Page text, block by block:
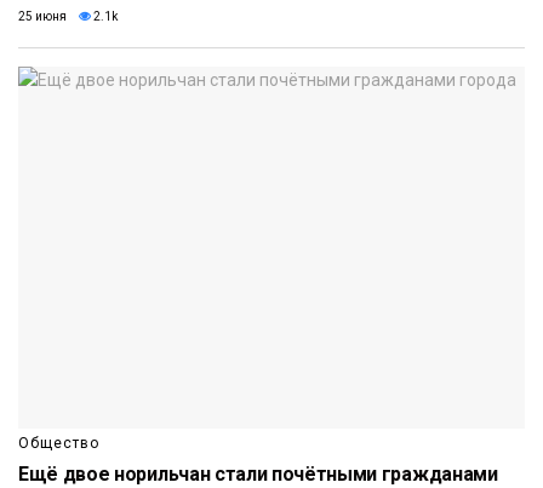
25 июня 2.1k
Общество
Ещё двое норильчан стали почётными гражданами